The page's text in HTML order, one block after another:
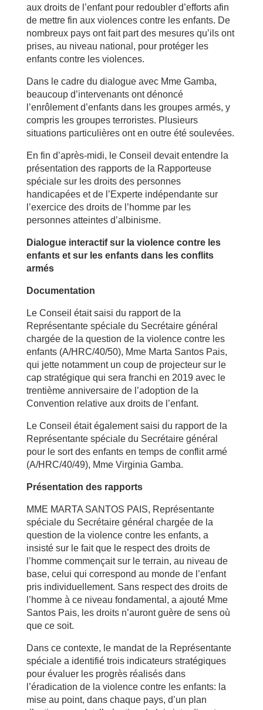
aux droits de l’enfant pour redoubler d’efforts afin
de mettre fin aux violences contre les enfants. De
nombreux pays ont fait part des mesures qu’ils ont
prises, au niveau national, pour protéger les
enfants contre les violences.
Dans le cadre du dialogue avec Mme Gamba,
beaucoup d’intervenants ont dénoncé
l’enrôlement d’enfants dans les groupes armés, y
compris les groupes terroristes. Plusieurs
situations particulières ont en outre été soulevées.
En fin d’après-midi, le Conseil devait entendre la
présentation des rapports de la Rapporteuse
spéciale sur les droits des personnes
handicapées et de l’Experte indépendante sur
l’exercice des droits de l’homme par les
personnes atteintes d’albinisme.
Dialogue interactif sur la violence contre les
enfants et sur les enfants dans les conflits
armés
Documentation
Le Conseil était saisi du rapport de la
Représentante spéciale du Secrétaire général
chargée de la question de la violence contre les
enfants (A/HRC/40/50), Mme Marta Santos Pais,
qui jette notamment un coup de projecteur sur le
cap stratégique qui sera franchi en 2019 avec le
trentième anniversaire de l’adoption de la
Convention relative aux droits de l’enfant.
Le Conseil était également saisi du rapport de la
Représentante spéciale du Secrétaire général
pour le sort des enfants en temps de conflit armé
(A/HRC/40/49), Mme Virginia Gamba.
Présentation des rapports
MME MARTA SANTOS PAIS, Représentante
spéciale du Secrétaire général chargée de la
question de la violence contre les enfants, a
insisté sur le fait que le respect des droits de
l’homme commençait sur le terrain, au niveau de
base, celui qui correspond au monde de l’enfant
pris individuellement. Sans respect des droits de
l’homme à ce niveau fondamental, a ajouté Mme
Santos Pais, les droits n’auront guère de sens où
que ce soit.
Dans ce contexte, le mandat de la Représentante
spéciale a identifié trois indicateurs stratégiques
pour évaluer les progrès réalisés dans
l’éradication de la violence contre les enfants: la
mise au point, dans chaque pays, d’un plan